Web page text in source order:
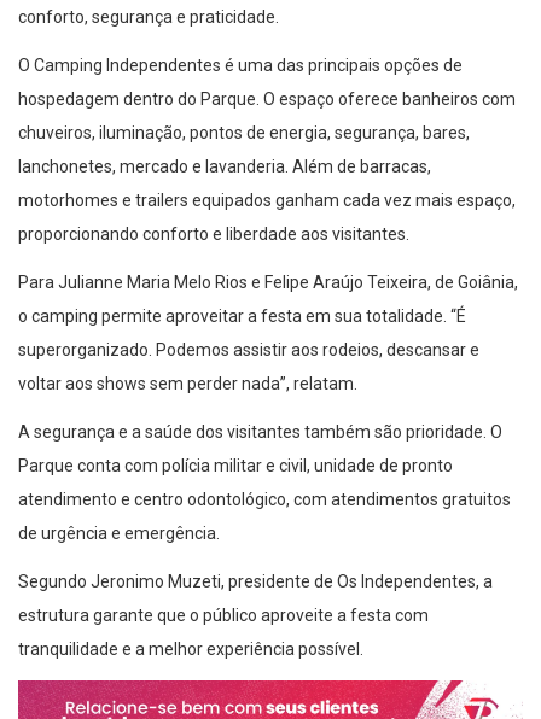
conforto, segurança e praticidade.
O Camping Independentes é uma das principais opções de
hospedagem dentro do Parque. O espaço oferece banheiros com
chuveiros, iluminação, pontos de energia, segurança, bares,
lanchonetes, mercado e lavanderia. Além de barracas,
motorhomes e trailers equipados ganham cada vez mais espaço,
proporcionando conforto e liberdade aos visitantes.
Para Julianne Maria Melo Rios e Felipe Araújo Teixeira, de Goiânia,
o camping permite aproveitar a festa em sua totalidade. “É
superorganizado. Podemos assistir aos rodeios, descansar e
voltar aos shows sem perder nada”, relatam.
A segurança e a saúde dos visitantes também são prioridade. O
Parque conta com polícia militar e civil, unidade de pronto
atendimento e centro odontológico, com atendimentos gratuitos
de urgência e emergência.
Segundo Jeronimo Muzeti, presidente de Os Independentes, a
estrutura garante que o público aproveite a festa com
tranquilidade e a melhor experiência possível.